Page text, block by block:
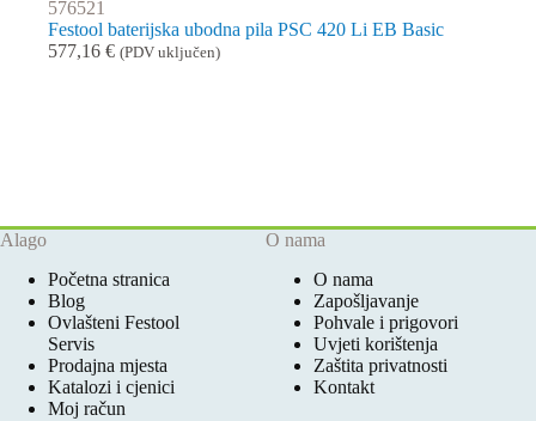
576521
Festool baterijska ubodna pila PSC 420 Li EB Basic
577,16 € (PDV uključen)
Alago
Početna stranica
Blog
Ovlašteni Festool
Servis
Prodajna mjesta
Katalozi i cjenici
Moj račun
O nama
O nama
Zapošljavanje
Pohvale i prigovori
Uvjeti korištenja
Zaštita privatnosti
Kontakt